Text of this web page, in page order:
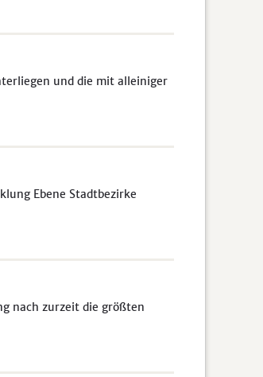
und die mit alleiniger
Ebene Stadtbezirke
nach zurzeit die größten